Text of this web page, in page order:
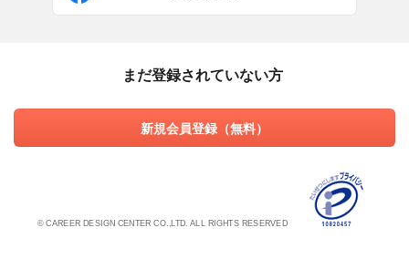
まだ登録されていない方
新規会員登録（無料）
© CAREER DESIGN CENTER CO.,LTD. ALL RIGHTS RESERVED